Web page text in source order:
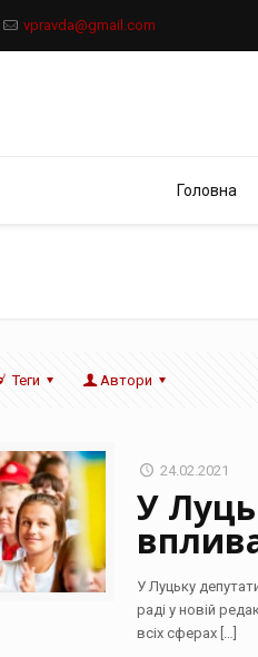
vpravda@gmail.com
Головна
Теги Автори
24.02.2021
У
У Луцьку
раді у новій
всіх сферах […]